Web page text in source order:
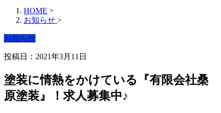
HOME >
お知らせ >
お知らせ
投稿日：2021年3月11日
塗装に情熱をかけている『有限会社桑
原塗装』！求人募集中♪